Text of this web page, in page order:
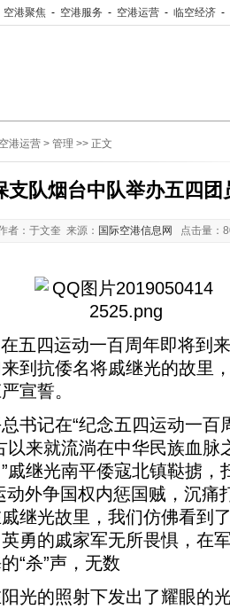
空港聚焦 - 空港服务 - 空港运营 - 临空经济 -
空港运营 > 管理 >> 正文
支队烟台中队举办五四团
者：于文奎 来源： 国际空港信息网 点击量：
四运动一百周年即将到来
到抗倭名将戚继光的故里
宣誓。
记在“纪念五四运动一百
以来就流淌在中华民族血脉
戚继光南平倭寇北镇鞑掳，
动外争国权内惩国贼，沉痛
继光故里，我们仿佛看到
勇的戚家军无所畏惧，在
“杀”声，无数
的照射下发出了耀眼的